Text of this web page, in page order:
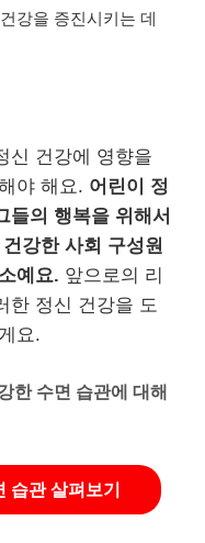
강을 증진시키는 데
신 건강에 영향을
야 해요. 어린이 정
들의 행복을 위해서
강한 사회 구성원
예요. 앞으로의 리
한 정신 건강을 도
요.
한 수면 습관에 대해
습관 살펴보기